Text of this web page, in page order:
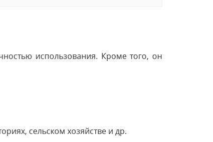
использования. Кроме того, он
сельском хозяйстве и др.